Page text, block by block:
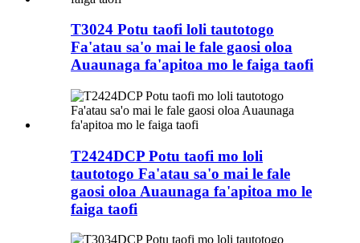
T3024 Potu taofi loli tautotogo
Fa'atau sa'o mai le fale gaosi oloa
Auaunaga fa'apitoa mo le faiga taofi
T2424DCP Potu taofi mo loli
tautotogo Fa'atau sa'o mai le fale
gaosi oloa Auaunaga fa'apitoa mo le
faiga taofi